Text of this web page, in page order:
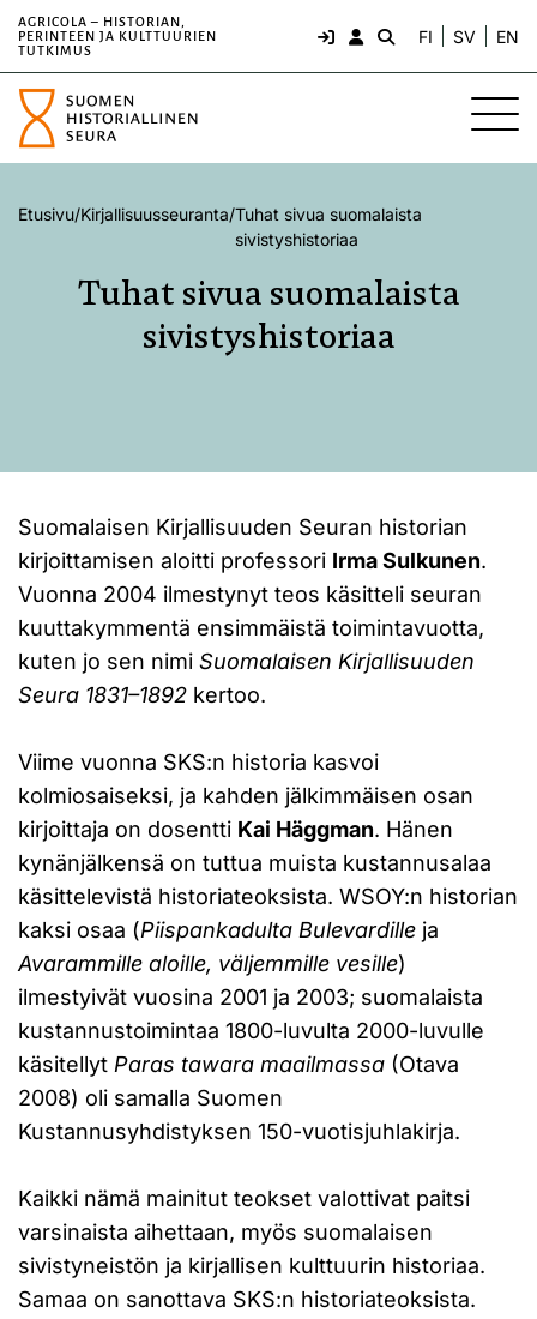
AGRICOLA – HISTORIAN,
PERINTEEN JA KULTTUURIEN
TUTKIMUS
FI SV EN
Etusivu/Kirjallisuusseuranta/Tuhat sivua suomalaista
sivistyshistoriaa
Tuhat sivua suomalaista
sivistyshistoriaa
Suomalaisen Kirjallisuuden Seuran historian
kirjoittamisen aloitti professori Irma Sulkunen.
Vuonna 2004 ilmestynyt teos käsitteli seuran
kuuttakymmentä ensimmäistä toimintavuotta,
kuten jo sen nimi Suomalaisen Kirjallisuuden
Seura 1831–1892 kertoo.
Viime vuonna SKS:n historia kasvoi
kolmiosaiseksi, ja kahden jälkimmäisen osan
kirjoittaja on dosentti Kai Häggman. Hänen
kynänjälkensä on tuttua muista kustannusalaa
käsittelevistä historiateoksista. WSOY:n historian
kaksi osaa (Piispankadulta Bulevardille ja
Avarammille aloille, väljemmille vesille)
ilmestyivät vuosina 2001 ja 2003; suomalaista
kustannustoimintaa 1800-luvulta 2000-luvulle
käsitellyt Paras tawara maailmassa (Otava
2008) oli samalla Suomen
Kustannusyhdistyksen 150-vuotisjuhlakirja.
Kaikki nämä mainitut teokset valottivat paitsi
varsinaista aihettaan, myös suomalaisen
sivistyneistön ja kirjallisen kulttuurin historiaa.
Samaa on sanottava SKS:n historiateoksista.